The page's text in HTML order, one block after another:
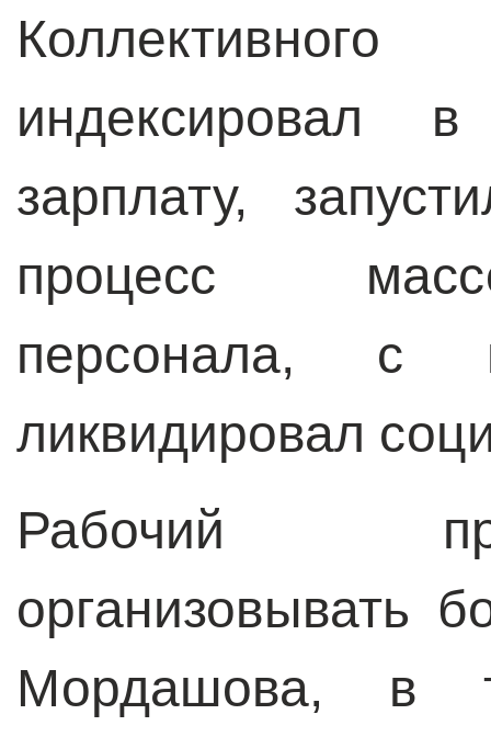
индексировал
зарплату,
процесс
персонала, с
ликвидировал
Рабочий
организовывать
Мордашова, в